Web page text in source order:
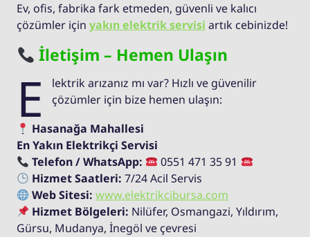
Ev, ofis, fabrika fark etmeden, güvenli ve kalıcı
çözümler için yakın elektrik servisi artık cebinizde!
İletişim – Hemen Ulaşın
E
lektrik arızanız mı var? Hızlı ve güvenilir
çözümler için bize hemen ulaşın:
Hasanağa Mahallesi
En Yakın Elektrikçi Servisi
Telefon / WhatsApp:
0551 471 35 91
Hizmet Saatleri: 7/24 Acil Servis
Web Sitesi: www.elektrikcibursa.com
Hizmet Bölgeleri: Nilüfer, Osmangazi, Yıldırım,
Gürsu, Mudanya, İnegöl ve çevresi